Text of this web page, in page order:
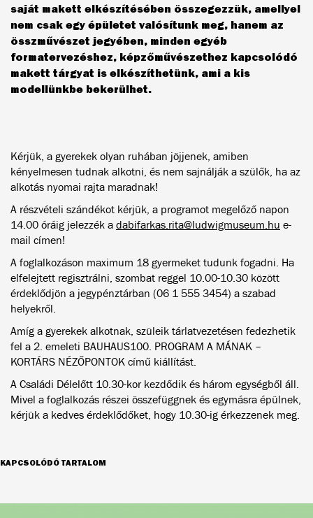
saját makett elkészítésében összegezzük, amellyel
nem csak egy épületet valósítunk meg, hanem az
összművészet jegyében, minden egyéb
formatervezéshez, képzőművészethez kapcsolódó
makett tárgyat is elkészíthetünk, ami a kis
modellünkbe bekerülhet.
Kérjük, a gyerekek olyan ruhában jöjjenek, amiben
kényelmesen tudnak alkotni, és nem sajnálják a szülők, ha az
alkotás nyomai rajta maradnak!
A részvételi szándékot kérjük, a programot megelőző napon
14.00 óráig jelezzék a dabifarkas.rita@ludwigmuseum.hu e-
mail címen!
A foglalkozáson maximum 18 gyermeket tudunk fogadni. Ha
elfelejtett regisztrálni, szombat reggel 10.00-10.30 között
érdeklődjön a jegypénztárban (06 1 555 3454) a szabad
helyekről.
Amíg a gyerekek alkotnak, szüleik tárlatvezetésen fedezhetik
fel a 2. emeleti BAUHAUS100. PROGRAM A MÁNAK –
KORTÁRS NÉZŐPONTOK című kiállítást.
A Családi Délelőtt 10.30-kor kezdődik és három egységből áll.
Mivel a foglalkozás részei összefüggnek és egymásra épülnek,
kérjük a kedves érdeklődőket, hogy 10.30-ig érkezzenek meg.
KAPCSOLÓDÓ TARTALOM